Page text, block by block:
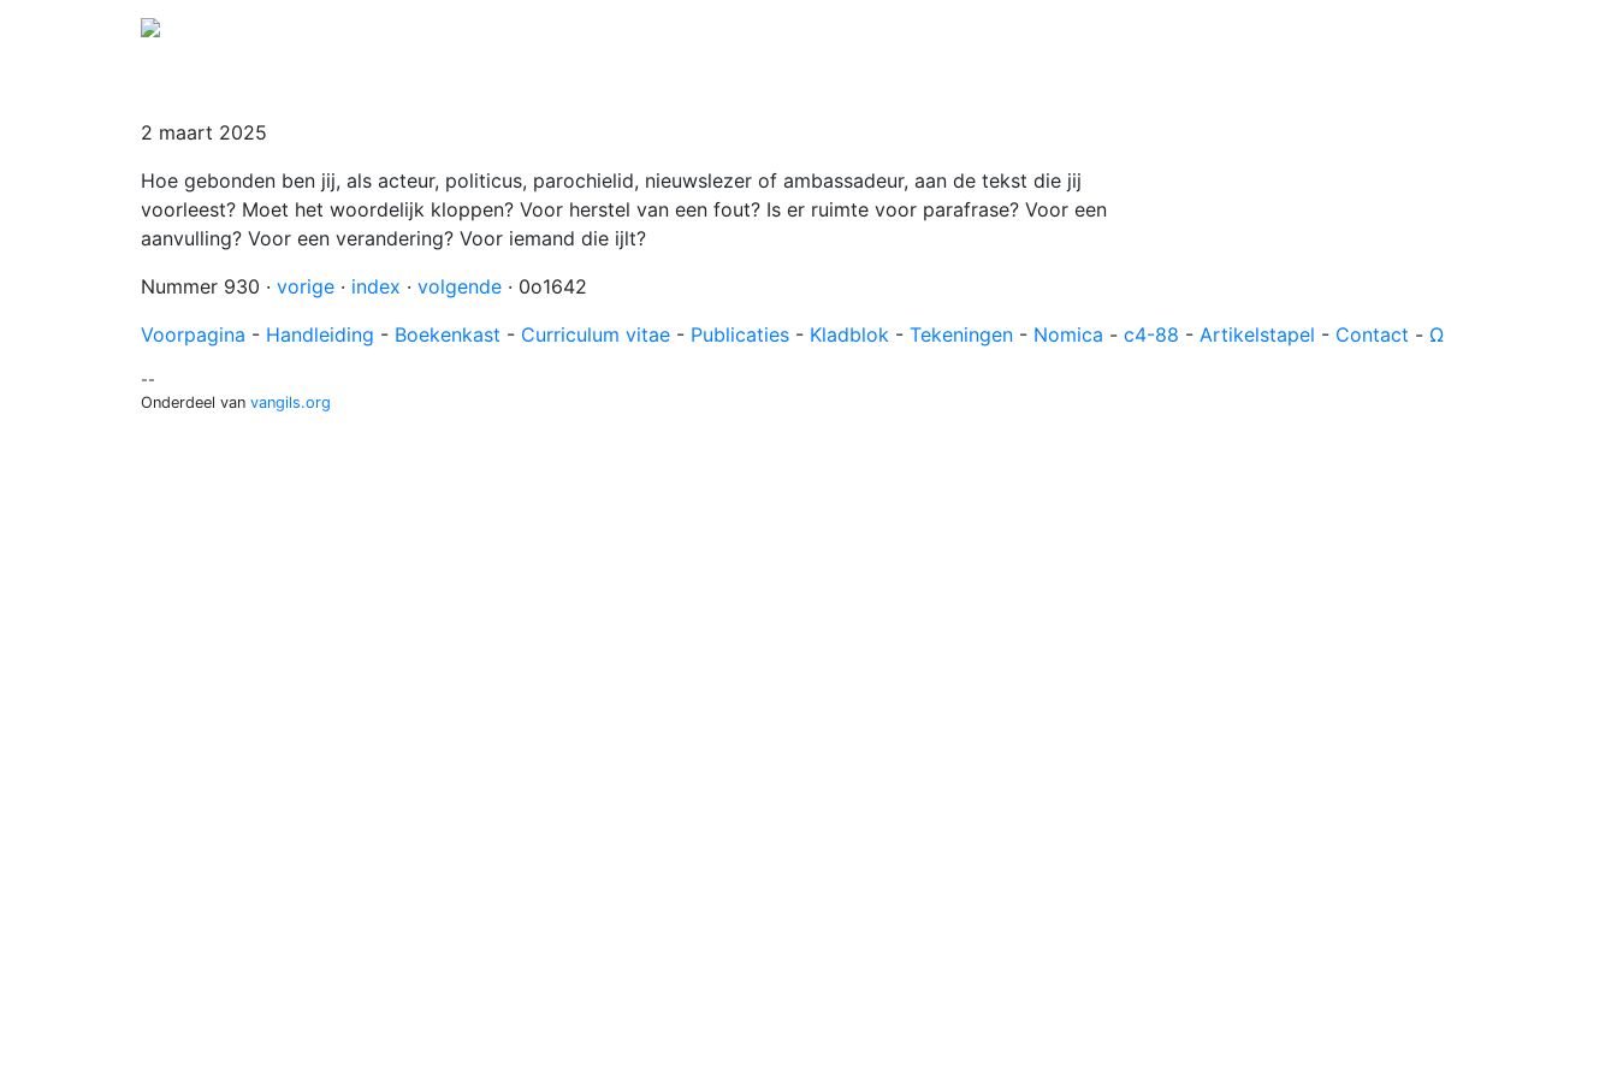
2 maart 2025
Hoe gebonden ben jij, als acteur, politicus, parochielid, nieuwslezer of ambassadeur, aan de tekst die jij
voorleest? Moet het woordelijk kloppen? Voor herstel van een fout? Is er ruimte voor parafrase? Voor een
aanvulling? Voor een verandering? Voor iemand die ijlt?
Nummer 930 · vorige · index · volgende · 0o1642
Voorpagina - Handleiding - Boekenkast - Curriculum vitae - Publicaties - Kladblok - Tekeningen - Nomica - c4-88 - Artikelstapel - Contact - Ω
--
Onderdeel van vangils.org